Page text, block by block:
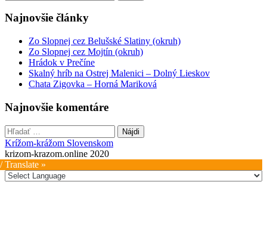
Najnovšie články
Zo Slopnej cez Belušské Slatiny (okruh)
Zo Slopnej cez Mojtín (okruh)
Hrádok v Prečíne
Skalný hríb na Ostrej Malenici – Dolný Lieskov
Chata Zigovka – Horná Mariková
Najnovšie komentáre
Hľadať:
Krížom-krážom Slovenskom
krizom-krazom.online 2020
Translate »